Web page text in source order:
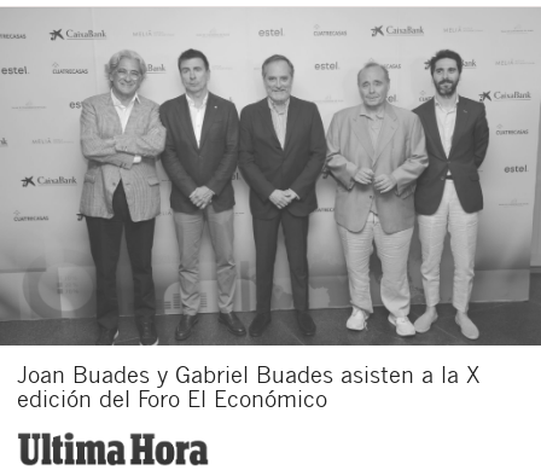
Joan Buades y Gabriel Buades asisten a la X
edición del Foro El Económico